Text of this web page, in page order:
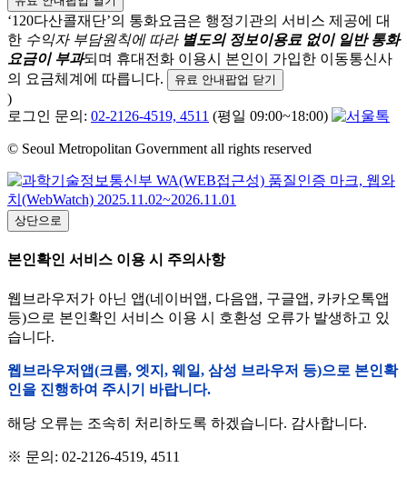
‘120다산콜재단’의 통화요금은 행정기관의 서비스 제공에 대
한 수익자 부담원칙에 따라 별도의 정보이용료 없이 일반 통화
요금이 부과되며 휴대전화 이용시 본인이 가입한 이동통신사
의 요금체계에 따릅니다.
유료 안내팝업 닫기
)
로그인 문의: 02-2126-4519, 4511 (평일 09:00~18:00)
© Seoul Metropolitan Government all rights reserved
상단으로
본인확인 서비스 이용 시 주의사항
웹브라우저가 아닌 앱(네이버앱, 다음앱, 구글앱, 카카오톡앱
등)으로 본인확인 서비스 이용 시 호환성 오류가 발생하고 있
습니다.
웹브라우저앱(크롬, 엣지, 웨일, 삼성 브라우저 등)으로 본인확
인을 진행하여 주시기 바랍니다.
해당 오류는 조속히 처리하도록 하겠습니다. 감사합니다.
※ 문의: 02-2126-4519, 4511